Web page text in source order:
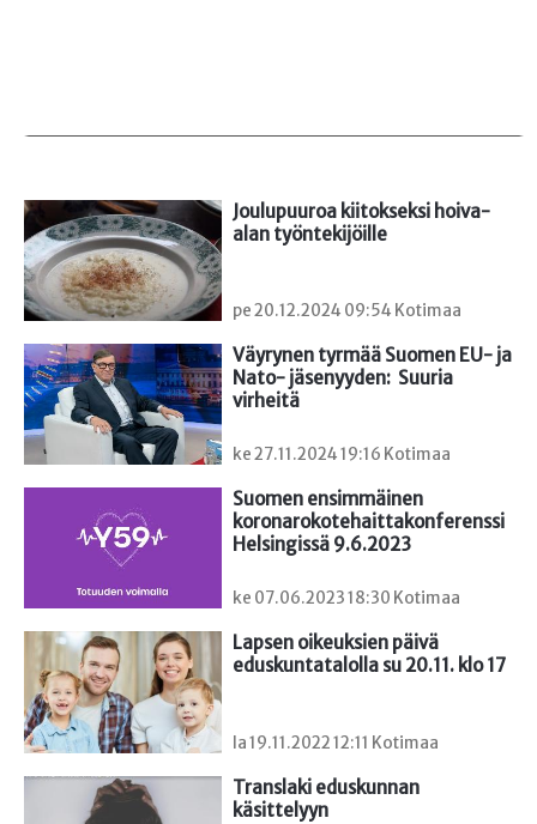
Joulupuuroa kiitokseksi hoiva-
alan työntekijöille
pe 20.12.2024 09:54 Kotimaa
Väyrynen tyrmää Suomen EU- ja
Nato- jäsenyyden:  Suuria
virheitä
ke 27.11.2024 19:16 Kotimaa
Suomen ensimmäinen
koronarokotehaittakonferenssi
Helsingissä 9.6.2023
ke 07.06.2023 18:30 Kotimaa
Lapsen oikeuksien päivä
eduskuntatalolla su 20.11. klo 17
la 19.11.2022 12:11 Kotimaa
Translaki eduskunnan
käsittelyyn